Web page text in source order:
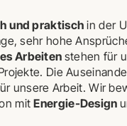
und praktischin der
sehr hohe
Arbeitenstehen für
Die
unsere Arbeit. Wir
mitEnergie-Design